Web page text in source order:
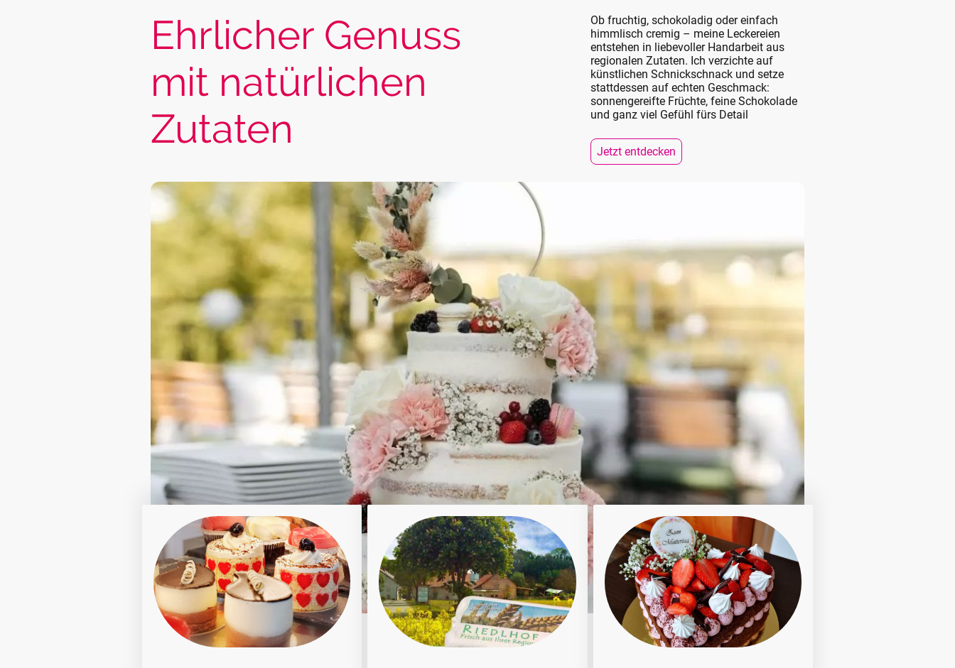
Ehrlicher Genuss
mit natürlichen
Zutaten
Ob fruchtig, schokoladig oder einfach
himmlisch cremig – meine Leckereien
entstehen in liebevoller Handarbeit aus
regionalen Zutaten. Ich verzichte auf
künstlichen Schnickschnack und setze
stattdessen auf echten Geschmack:
sonnengereifte Früchte, feine Schokolade
und ganz viel Gefühl fürs Detail
Jetzt entdecken